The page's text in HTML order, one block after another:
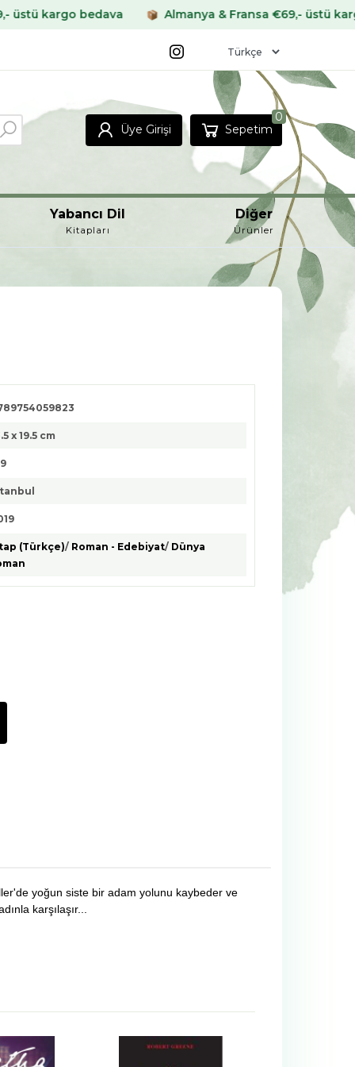
Almanya & Fransa €69,- üstü kargo bedava
Üye Girişi Sepetim
0
Yabancı Dil
Kitapları
Diğer
Ürünler
x 19.5 cm
(Türkçe)/ Roman - Edebiyat/ Dünya
yoğun siste bir adam yolunu kaybeder ve
karşılaşır...